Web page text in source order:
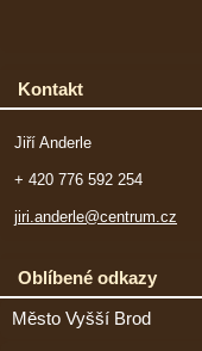
Kontakt
Jiří Anderle
+ 420 776 592 254
jiri.anderle@centrum.cz
Oblíbené odkazy
Město Vyšší Brod